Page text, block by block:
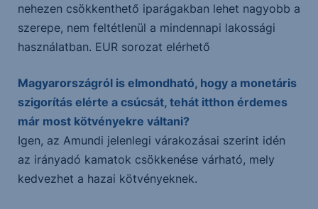
nehezen csökkenthető iparágakban lehet nagyobb a
szerepe, nem feltétlenül a mindennapi lakossági
használatban. EUR sorozat elérhető
Magyarországról is elmondható, hogy a monetáris
szigorítás elérte a csúcsát, tehát itthon érdemes
már most kötvényekre váltani?
Igen, az Amundi jelenlegi várakozásai szerint idén
az irányadó kamatok csökkenése várható, mely
kedvezhet a hazai kötvényeknek.